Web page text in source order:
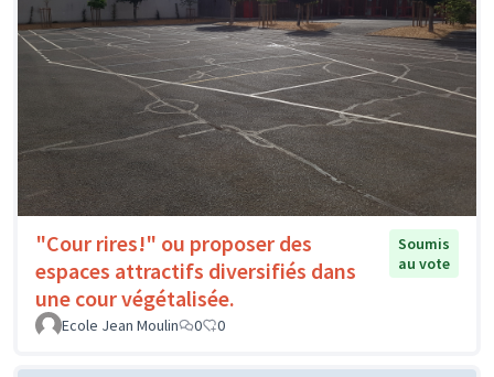
"Cour rires!" ou proposer des
espaces attractifs diversifiés dans
une cour végétalisée.
Soumis
au vote
Ecole Jean Moulin 0 0